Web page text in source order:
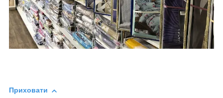
Приховати